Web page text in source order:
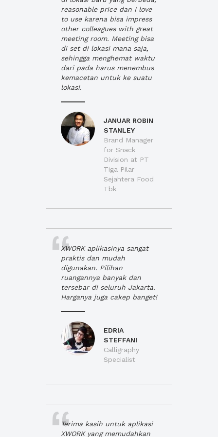
reasonable price dan I love
to use karena bisa impress
other colleagues with great
meeting room. Meeting bisa
di set di lokasi mana saja,
sehingga menghemat waktu
dari pada harus menembus
kemacetan untuk ke suatu
lokasi.
JANUAR ROBIN
STANLEY
Brand Manager
for Snack
Division at PT
Tiga Pilar
Sejahtera Food
Tbk
XWORK aplikasinya sangat
praktis dan mudah
digunakan. Pilihan
ruangannya banyak dan
tersebar di seluruh Jakarta.
Harganya juga cakep banget!
EDRIA
STEFFANI
Calligraphy
Specialist
Terima kasih untuk aplikasi
XWORK yang memudahkan